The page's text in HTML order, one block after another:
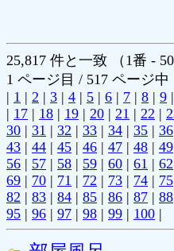
25,817 件と一致 （1番 -
1 ページ目 / 517 ページ中
| 1 | 2 | 3 | 4 | 5 | 6 | 7 | 8 | 9 |
| 17 | 18 | 19 | 20 | 21 | 22 |
30 | 31 | 32 | 33 | 34 | 35 | 36
43 | 44 | 45 | 46 | 47 | 48 | 49
56 | 57 | 58 | 59 | 60 | 61 | 62
69 | 70 | 71 | 72 | 73 | 74 | 75
82 | 83 | 84 | 85 | 86 | 87 | 88
95 | 96 | 97 | 98 | 99 | 100 |